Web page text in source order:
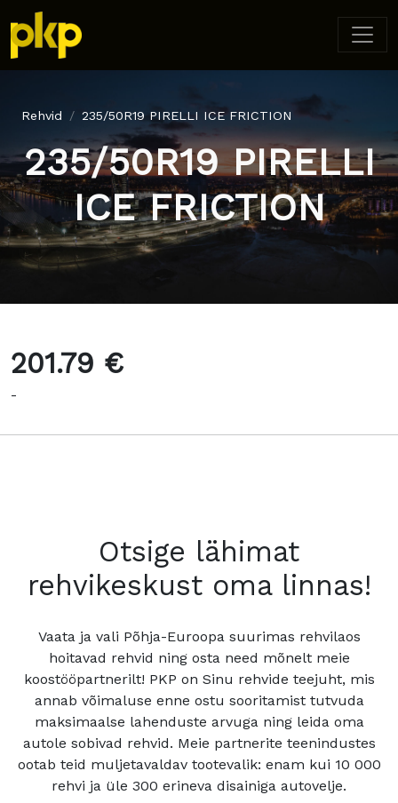
Rehvid 235/50R19 PIRELLI ICE FRICTION
235/50R19 PIRELLI
ICE FRICTION
201.79 €
-
Otsige lähimat
rehvikeskust oma linnas!
Vaata ja vali Põhja-Euroopa suurimas rehvilaos
hoitavad rehvid ning osta need mõnelt meie
koostööpartnerilt! PKP on Sinu rehvide teejuht, mis
annab võimaluse enne ostu sooritamist tutvuda
maksimaalse lahenduste arvuga ning leida oma
autole sobivad rehvid. Meie partnerite teenindustes
ootab teid muljetavaldav tootevalik: enam kui 10 000
rehvi ja üle 300 erineva disainiga autovelje.